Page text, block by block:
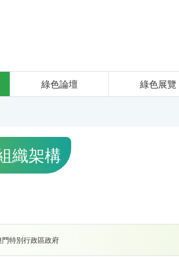
綠色論壇 綠色展覽
織架構
特別行政區政府